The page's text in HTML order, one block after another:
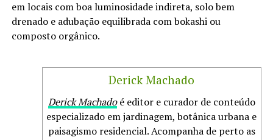
em locais com boa luminosidade indireta, solo bem
drenado e adubação equilibrada com bokashi ou
composto orgânico.
Derick Machado
Derick Machadoé editor e curador de conteúdo
especializado em jardinagem, botânica urbana e
paisagismo residencial. Acompanha de perto as